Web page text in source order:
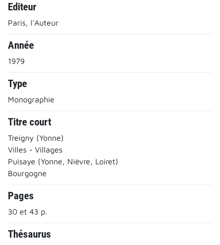
Editeur
Paris, l'Auteur
Année
1979
Type
Monographie
Titre court
Treigny (Yonne)
Villes - Villages
Puisaye (Yonne, Nièvre, Loiret)
Bourgogne
Pages
30 et 43 p.
Thésaurus